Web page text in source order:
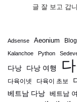
글 잘 보고 갑
Adsense Aeonium
Kalanchoe Python
다낭 다낭 여행
다육이넷 다육이 초보
베트남 다낭 베트남